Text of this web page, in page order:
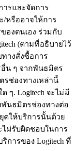
รและจัดการ
/หรืออาจให้การ
องตนเอง ร่วมกับ
(ตามที่อธิบายไว้
างสั่งซื้อการ
น ๆ จากพันธมิตร
รช่องทางเหล่านี้
ๆ. Logitech จะไม่มี
นธมิตรช่องทางต่อ
ดให้บริการนั้นด้วย
ไม่รับผิดชอบในการ
การของ Logitech ที่